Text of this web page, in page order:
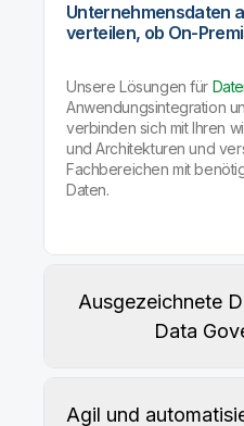
Unternehmensdaten
verteilen, ob On-
Unsere Lösungen für
Anwendungsintegration
verbinden sich mit Ihren
und Architekturen und
Fachbereichen mit
Daten.
Ausgezeichnete
Data
Agil und